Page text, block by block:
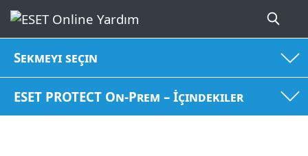
Sekmeyi seçin
ESET PROTECT On-Prem – İçindekiler